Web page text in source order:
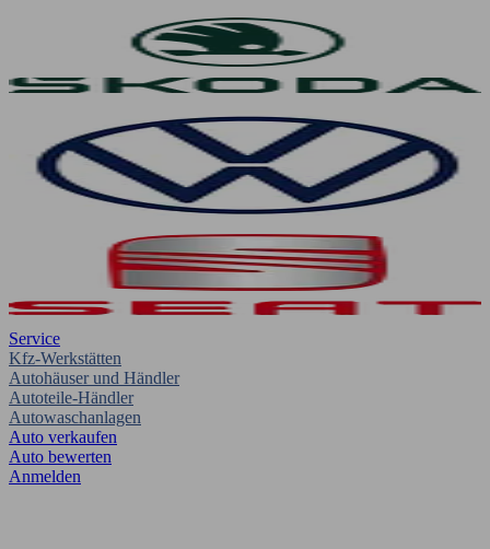
Service
Kfz-Werkstätten
Autohäuser und Händler
Autoteile-Händler
Autowaschanlagen
Auto verkaufen
Auto bewerten
Anmelden